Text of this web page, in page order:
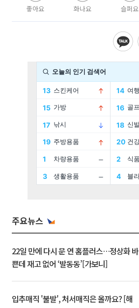
좋아요 화나요 슬퍼요
주요뉴스
22일 만에 다시 문 연 홈플러스…정상화 바
쁜데 재고 없어 ‘발동동’[가보니]
입추매직 '불발', 처서매직은 올까요? [해